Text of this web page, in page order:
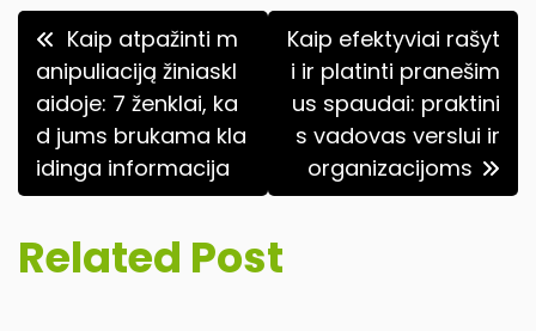
Navigacija
tarp
įrašų
Kaip atpažinti m
anipuliaciją žiniaskl
aidoje: 7 ženklai, ka
d jums brukama kla
idinga informacija
Kaip efektyviai rašyt
i ir platinti pranešim
us spaudai: praktini
s vadovas verslui ir
organizacijoms
Related Post